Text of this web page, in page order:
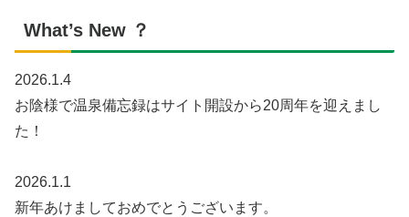
What’s New ？
2026.1.4
お陰様で温泉備忘録はサイト開設から20周年を迎えまし
た！
2026.1.1
新年あけましておめでとうございます。